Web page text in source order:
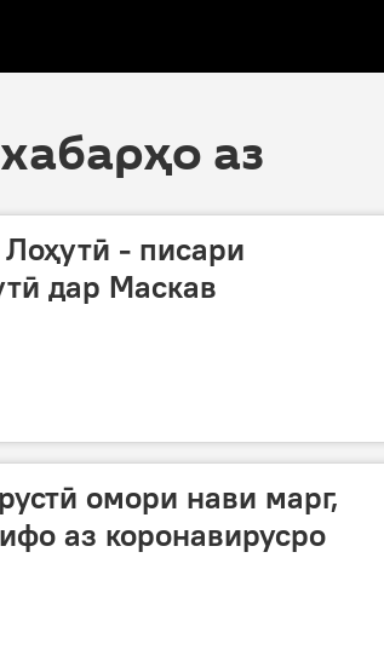
аз
- писари
дар Маскав
омори нави марг,
аз коронавирусро